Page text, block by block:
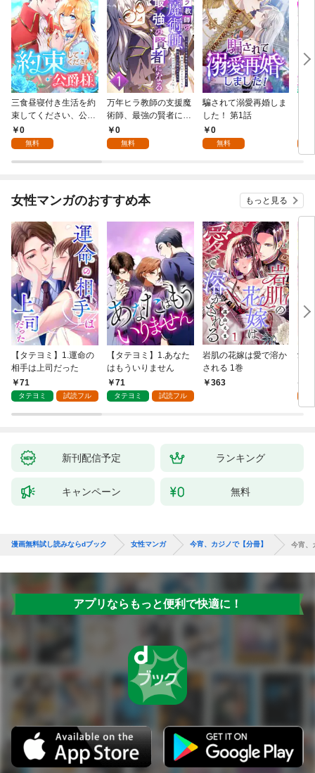
三食昼寝付き生活を約
束してください、公爵
様 1話
0
無料
万年ヒラ教師の支援魔
術師、最強の賢者にな
る～不人気の支援魔術
師は給料泥棒だと魔術
らない件～ 第1話
0
無料
騙されて溺愛再婚しま
した！ 第1話
0
無料
女性マンガのおすすめ本 もっと見る
【タテヨミ】1.運命の
相手は上司だった
71
タテヨミ 試読フル
【タテヨミ】1.あなた
はもういりません
71
タテヨミ 試読フル
岩肌の花嫁は愛で溶か
される 1巻
363
愛
新刊配信予定 ランキング
キャンペーン 無料
漫画無料試し読みならdブック 女性マンガ 今宵、カジノで【分冊】 今宵、
アプリならもっと便利で快適に！